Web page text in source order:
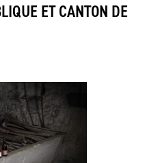
ET CANTON DE